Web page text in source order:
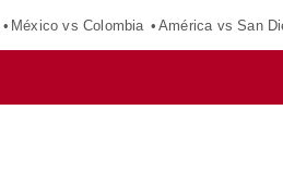
México vs Colombia América vs San